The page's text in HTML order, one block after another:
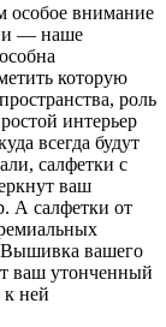
особое внимание
— наше
которую
роль
интерьер
всегда будут
салфетки с
ваш
А салфетки от
Вышивка вашего
ваш утонченный
к ней